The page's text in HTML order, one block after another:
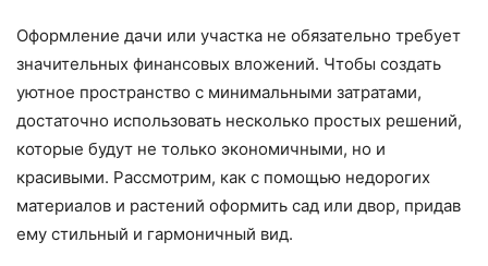
Оформление дачи или участка не обязательно требует
значительных финансовых вложений. Чтобы создать
уютное пространство с минимальными затратами,
достаточно использовать несколько простых решений,
которые будут не только экономичными, но и
красивыми. Рассмотрим, как с помощью недорогих
материалов и растений оформить сад или двор, придав
ему стильный и гармоничный вид.